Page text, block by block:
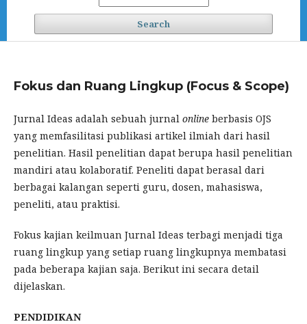
Search
Fokus dan Ruang Lingkup (Focus & Scope)
Jurnal Ideas adalah sebuah jurnal online berbasis OJS
yang memfasilitasi publikasi artikel ilmiah dari hasil
penelitian. Hasil penelitian dapat berupa hasil penelitian
mandiri atau kolaboratif. Peneliti dapat berasal dari
berbagai kalangan seperti guru, dosen, mahasiswa,
peneliti, atau praktisi.
Fokus kajian keilmuan Jurnal Ideas terbagi menjadi tiga
ruang lingkup yang setiap ruang lingkupnya membatasi
pada beberapa kajian saja. Berikut ini secara detail
dijelaskan.
PENDIDIKAN